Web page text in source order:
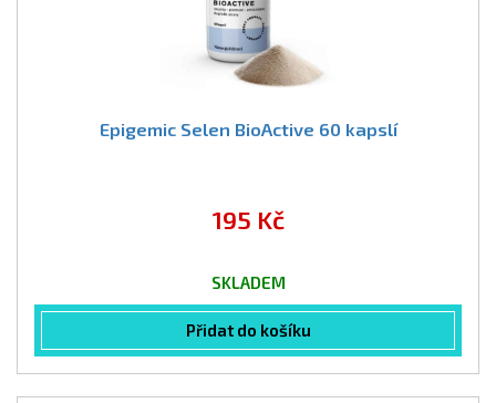
Epigemic Selen BioActive 60 kapslí
195 Kč
SKLADEM
Přidat do košíku